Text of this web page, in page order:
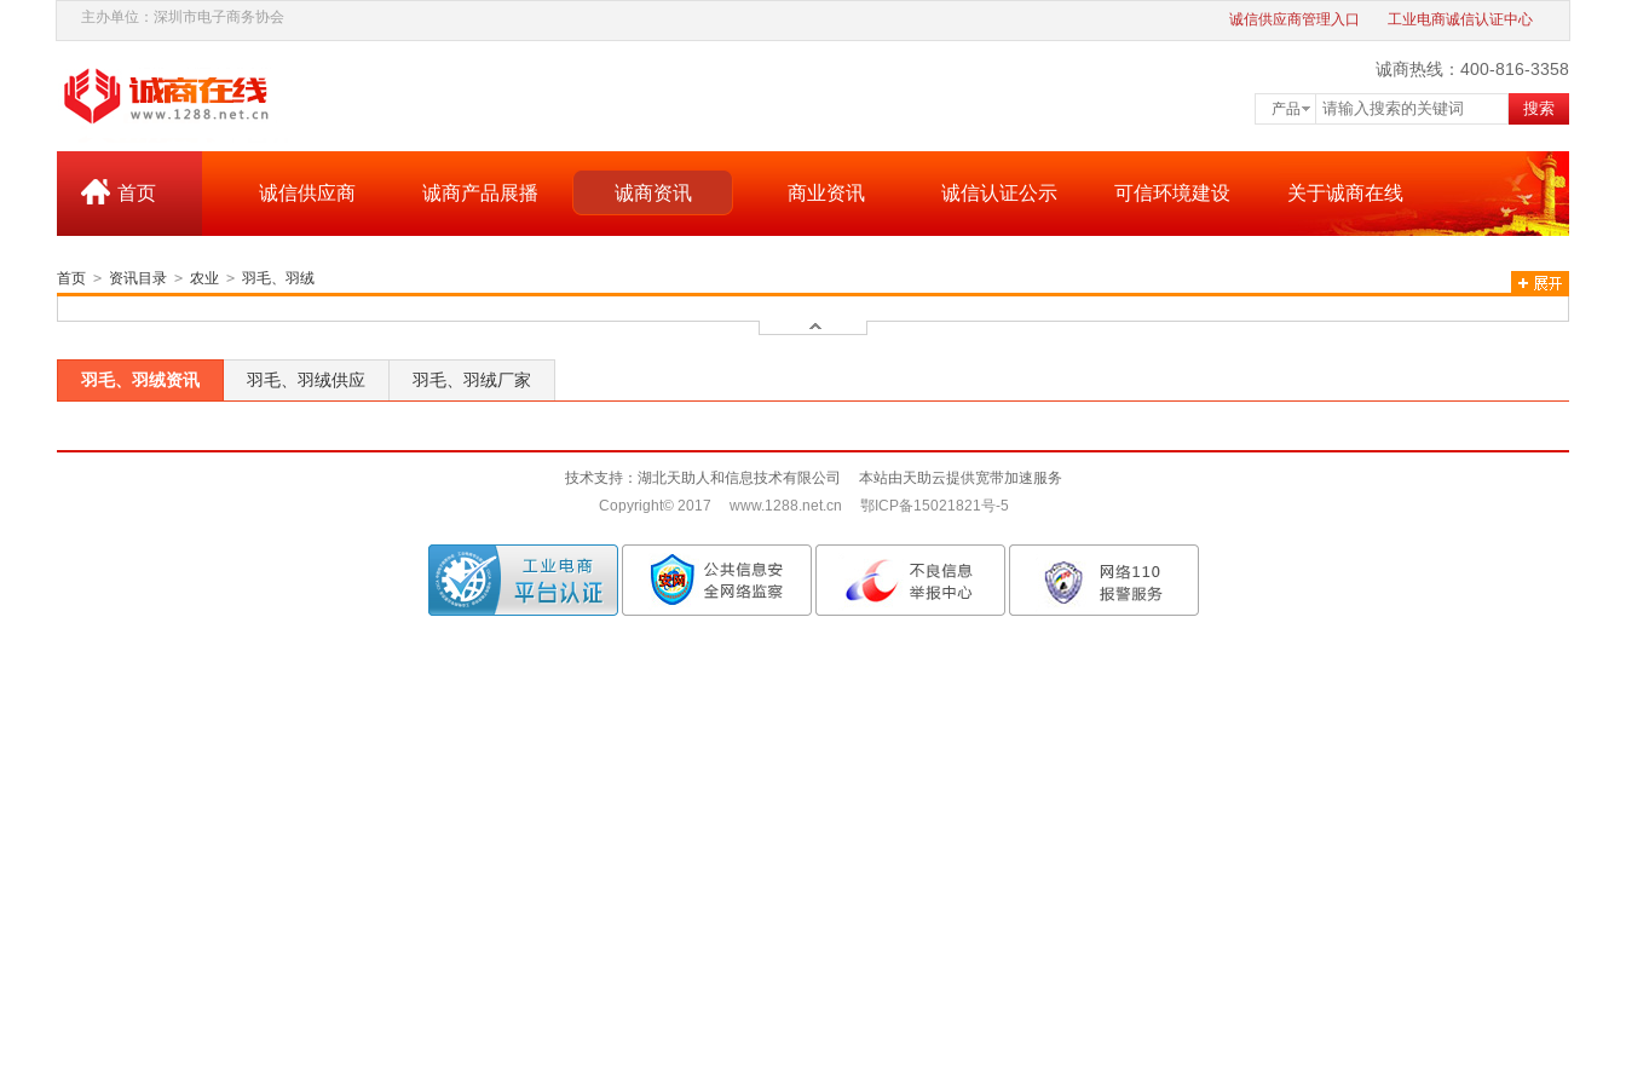
主办单位：深圳市电子商务协会 诚信供应商管理入口 工业电商诚信认证中心
诚商热线：400-816-3358
产品 搜索
首页 诚信供应商 诚商产品展播 诚商资讯 商业资讯 诚信认证公示 可信环境建设 关于诚商在线
首页 > 资讯目录 > 农业 > 羽毛、羽绒
羽毛、羽绒资讯 羽毛、羽绒供应 羽毛、羽绒厂家
技术支持：湖北天助人和信息技术有限公司 本站由天助云提供宽带加速服务
Copyright© 2017 www.1288.net.cn 鄂ICP备15021821号-5